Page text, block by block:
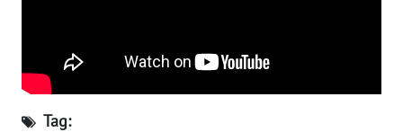
Tag:
WN DELI
SERDANG